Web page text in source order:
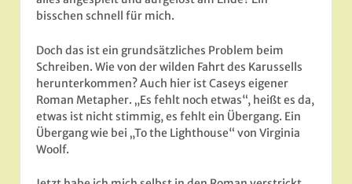
bisschen schnell für mich.
Doch das ist ein grundsätzliches Problem beim
Schreiben. Wie von der wilden Fahrt des Karussells
herunterkommen? Auch hier ist Caseys eigener
Roman Metapher. „Es fehlt noch etwas“, heißt es da,
etwas ist nicht stimmig, es fehlt ein Übergang. Ein
Übergang wie bei „To the Lighthouse“ von Virginia
Woolf.